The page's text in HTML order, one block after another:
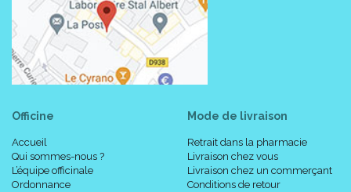
Officine
Accueil
Qui sommes-nous ?
L’équipe officinale
Ordonnance
Mode de livraison
Retrait dans la pharmacie
Livraison chez vous
Livraison chez un commerçant
Conditions de retour